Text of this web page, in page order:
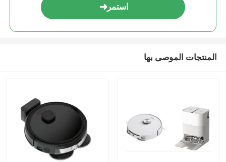
استمر
المنتجات الموصى بها